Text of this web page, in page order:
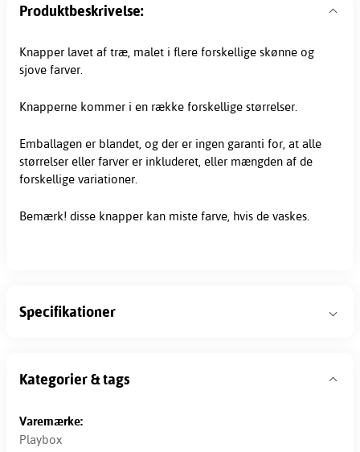
Produktbeskrivelse:
Knapper lavet af træ, malet i flere forskellige skønne og
sjove farver.
Knapperne kommer i en række forskellige størrelser.
Emballagen er blandet, og der er ingen garanti for, at alle
størrelser eller farver er inkluderet, eller mængden af de
forskellige variationer.
Bemærk! disse knapper kan miste farve, hvis de vaskes.
Specifikationer
Kategorier & tags
Varemærke:
Playbox